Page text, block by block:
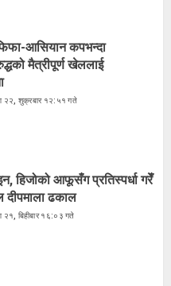
फिफा-आसियान कपभन्दा
मैत्रीपूर्ण खेललाई
२२, शुक्रबार १२:५१ गते
हिजोको आफूसँग प्रतिस्पर्धा गरेँ
दीपमाला ढकाल
२१, बिहीबार १६:०३ गते